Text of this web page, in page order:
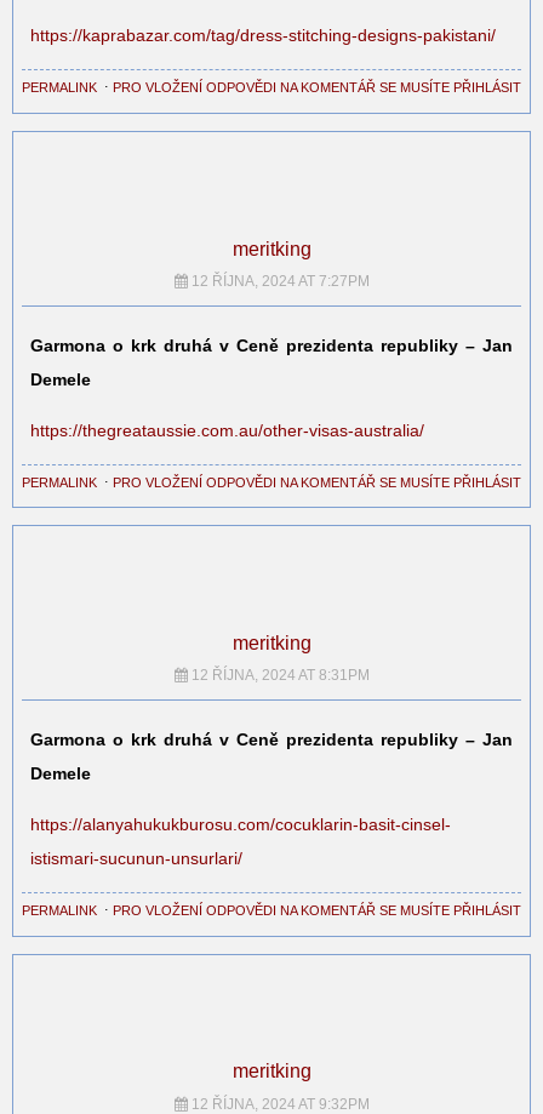
https://kaprabazar.com/tag/dress-stitching-designs-pakistani/
PERMALINK ⋅ PRO VLOŽENÍ ODPOVĚDI NA KOMENTÁŘ SE MUSÍTE PŘIHLÁSIT
meritking
12 ŘÍJNA, 2024 AT 7:27PM
Garmona o krk druhá v Ceně prezidenta republiky – Jan
Demele
https://thegreataussie.com.au/other-visas-australia/
PERMALINK ⋅ PRO VLOŽENÍ ODPOVĚDI NA KOMENTÁŘ SE MUSÍTE PŘIHLÁSIT
meritking
12 ŘÍJNA, 2024 AT 8:31PM
Garmona o krk druhá v Ceně prezidenta republiky – Jan
Demele
https://alanyahukukburosu.com/cocuklarin-basit-cinsel-
istismari-sucunun-unsurlari/
PERMALINK ⋅ PRO VLOŽENÍ ODPOVĚDI NA KOMENTÁŘ SE MUSÍTE PŘIHLÁSIT
meritking
12 ŘÍJNA, 2024 AT 9:32PM